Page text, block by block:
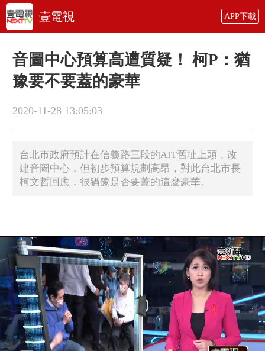
壹電視 APP下載
音圖中心預算高遭質疑！ 柯P：猶
豫要不要蓋的豪華
2020-11-28 13:05:03
台北市政府預計在信義路三段的AIT舊址上頭，改
建音圖中心，但初步預算規劃高昂，對此台北市長
柯文哲回應，很猶豫是否要蓋的這麼豪華。